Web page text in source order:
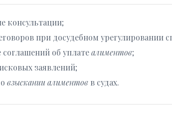
консультации;
при досудебном урегулировании
соглашений об уплатеалиментов;
заявлений;
взыскании алиментовв судах.